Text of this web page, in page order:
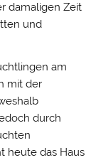
damaligen Zeit
und
am
mit der
durch
heute das Haus